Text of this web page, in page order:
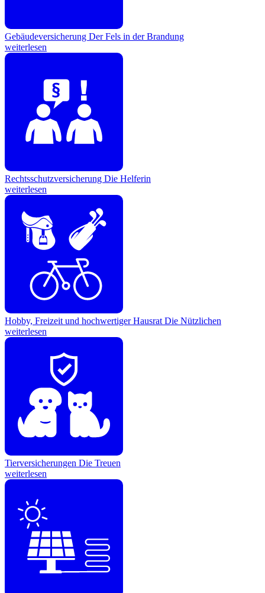
Gebäudeversicherung Der Fels in der Brandung
weiterlesen
Rechtsschutzversicherung Die Helferin
weiterlesen
Hobby, Freizeit und hochwertiger Hausrat Die Nützlichen
weiterlesen
Tierversicherungen Die Treuen
weiterlesen